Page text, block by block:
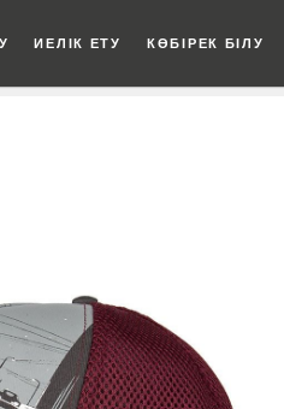
ИЕЛІК ЕТУ КӨБІРЕК БІЛУ